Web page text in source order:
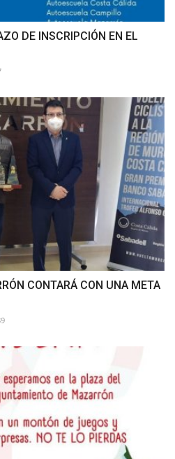
DE INSCRIPCIÓN EN EL
CONTARÁ CON UNA META